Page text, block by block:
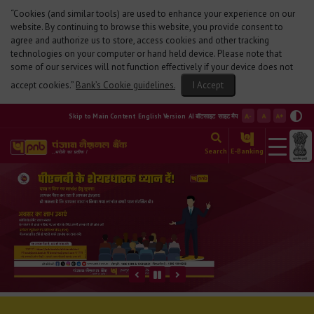
“Cookies (and similar tools) are used to enhance your experience on our
website. By continuing to browse this website, you provide consent to
agree and authorize us to store, access cookies and other tracking
technologies on your computer or hand held device. Please note that
some of our services will not function effectively if your device does not
accept cookies.” Bank’s Cookie guidelines.
Skip to Main Content English Version AI बॉटसाइट साइट मैप
Search E-Banking